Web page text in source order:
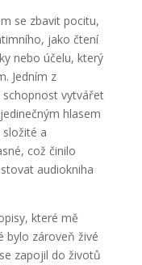
se zbavit pocitu,
jako čtení
nebo účelu, který
Jedním z
vytvářet
hlasem
a
což činilo
audiokniha
které mě
bylo zároveň živé
zapojil do životů